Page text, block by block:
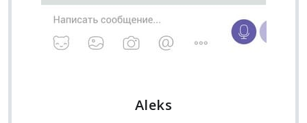
Aleks